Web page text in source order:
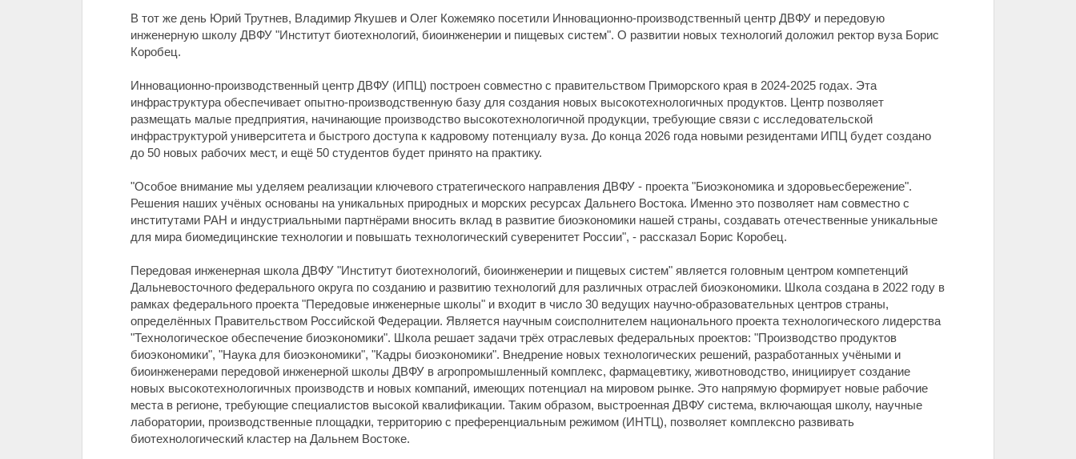
В тот же день Юрий Трутнев, Владимир Якушев и Олег Кожемяко посетили Инновационно-производственный центр ДВФУ и передовую
инженерную школу ДВФУ "Институт биотехнологий, биоинженерии и пищевых систем". О развитии новых технологий доложил ректор вуза Борис
Коробец.
Инновационно-производственный центр ДВФУ (ИПЦ) построен совместно с правительством Приморского края в 2024-2025 годах. Эта
инфраструктура обеспечивает опытно-производственную базу для создания новых высокотехнологичных продуктов. Центр позволяет
размещать малые предприятия, начинающие производство высокотехнологичной продукции, требующие связи с исследовательской
инфраструктурой университета и быстрого доступа к кадровому потенциалу вуза. До конца 2026 года новыми резидентами ИПЦ будет создано
до 50 новых рабочих мест, и ещё 50 студентов будет принято на практику.
"Особое внимание мы уделяем реализации ключевого стратегического направления ДВФУ - проекта "Биоэкономика и здоровьесбережение".
Решения наших учёных основаны на уникальных природных и морских ресурсах Дальнего Востока. Именно это позволяет нам совместно с
институтами РАН и индустриальными партнёрами вносить вклад в развитие биоэкономики нашей страны, создавать отечественные уникальные
для мира биомедицинские технологии и повышать технологический суверенитет России", - рассказал Борис Коробец.
Передовая инженерная школа ДВФУ "Институт биотехнологий, биоинженерии и пищевых систем" является головным центром компетенций
Дальневосточного федерального округа по созданию и развитию технологий для различных отраслей биоэкономики. Школа создана в 2022 году в
рамках федерального проекта "Передовые инженерные школы" и входит в число 30 ведущих научно-образовательных центров страны,
определённых Правительством Российской Федерации. Является научным соисполнителем национального проекта технологического лидерства
"Технологическое обеспечение биоэкономики". Школа решает задачи трёх отраслевых федеральных проектов: "Производство продуктов
биоэкономики", "Наука для биоэкономики", "Кадры биоэкономики". Внедрение новых технологических решений, разработанных учёными и
биоинженерами передовой инженерной школы ДВФУ в агропромышленный комплекс, фармацевтику, животноводство, инициирует создание
новых высокотехнологичных производств и новых компаний, имеющих потенциал на мировом рынке. Это напрямую формирует новые рабочие
места в регионе, требующие специалистов высокой квалификации. Таким образом, выстроенная ДВФУ система, включающая школу, научные
лаборатории, производственные площадки, территорию с преференциальным режимом (ИНТЦ), позволяет комплексно развивать
биотехнологический кластер на Дальнем Востоке.